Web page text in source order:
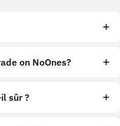
on NoOnes?
sûr ?